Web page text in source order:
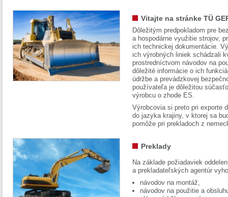
Vitajte na stránke TÜ
Dôležitým predpokladom pre
a hospodárne využitie strojov,
ich technickej dokumentácie.
ich výrobných liniek schádzali
prostredníctvom návodov na
dôležité informácie o ich
údržbe a prevádzkovej
používateľa je dôležitou
výrobcu o zhode ES.
Výrobcovia si preto pri exporte
do jazyka krajiny, v ktorej sa
pomôže pri prekladoch z
Preklady
Na základe požiadaviek
a prekladateľských agentúr
návodov na montáž,
návodov na použitie a